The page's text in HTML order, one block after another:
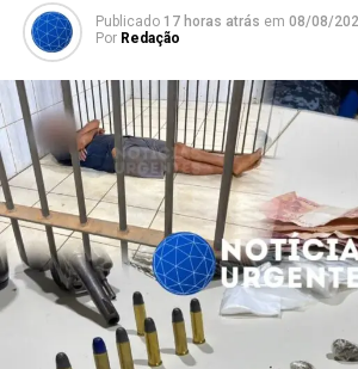
Publicado 17 horas atrás em 08/08/
Por Redação